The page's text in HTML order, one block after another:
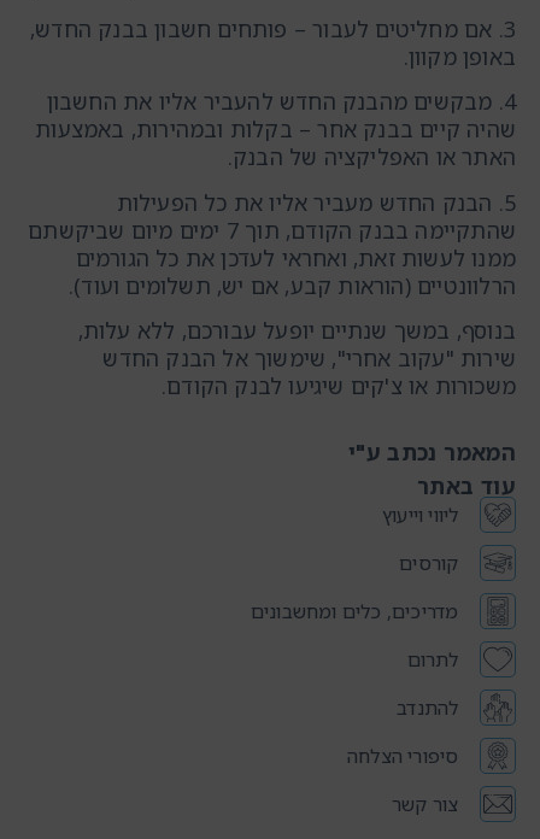
המאמר נכתב ע"י
עוד באתר
ליווי וייעוץ
קורסים
מדריכים, כלים ומחשבונים
לתרום
להתנדב
סיפורי הצלחה
צור קשר
3. אם מחליטים לעבור – פותחים חשבון בבנק החדש,
באופן מקוון.
4. מבקשים מהבנק החדש להעביר אליו את החשבון
שהיה קיים בבנק אחר – בקלות ובמהירות, באמצעות
האתר או האפליקציה של הבנק.
5. הבנק החדש מעביר אליו את כל הפעילות
שהתקיימה בבנק הקודם, תוך 7 ימים מיום שביקשתם
ממנו לעשות זאת, ואחראי לעדכן את כל הגורמים
הרלוונטיים (הוראות קבע, אם יש, תשלומים ועוד).
בנוסף, במשך שנתיים יופעל עבורכם, ללא עלות,
שירות "עקוב אחרי", שימשוך אל הבנק החדש
משכורות או צ'קים שיגיעו לבנק הקודם.